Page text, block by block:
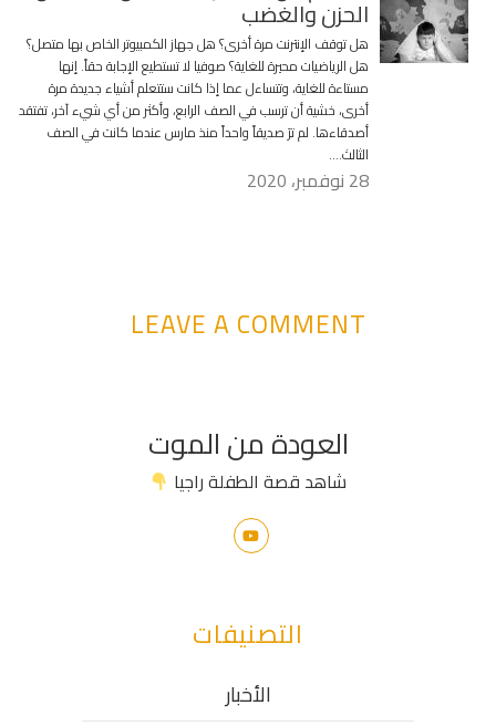
الحزن والغضب
هل توقف الإنترنت مرة أخرى؟ هل جهاز الكمبيوتر الخاص بها متصل؟
هل الرياضيات محيرة للغاية؟ صوفيا لا تستطيع الإجابة حقاً. إنها
مستاءة للغاية، وتتساءل عما إذا كانت ستتعلم أشياء جديدة مرة
أخرى، خشية أن ترسب في الصف الرابع، وأكثر من أي شيء آخر، تفتقد
أصدقاءها. لم ترَ صديقاً واحداً منذ مارس عندما كانت في الصف
الثالث….
28 نوفمبر، 2020
LEAVE A COMMENT
العودة من الموت
شاهد قصة الطفلة راجيا
التصنيفات
الأخبار